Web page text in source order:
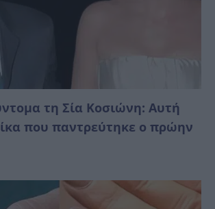
τη Σία Κοσιώνη: Αυτή
που παντρεύτηκε ο πρώην